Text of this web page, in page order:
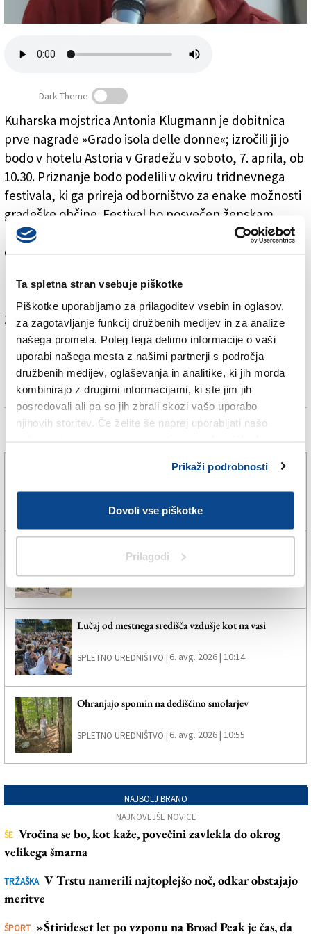
Ta spletna stran vsebuje piškotke
Piškotke uporabljamo za prilagoditev vsebin in oglasov,
za zagotavljanje funkcij družbenih medijev in za analize
našega prometa. Poleg tega delimo informacije o vaši
uporabi našega mesta z našimi partnerji s področja
družbenih medijev, oglaševanja in analitike, ki jih morda
kombinirajo z drugimi informacijami, ki ste jim jih
posredovali ali pa so jih zbrali skozi vašo uporabo
njihovih storitev. Če želite še naprej uporabljati našo
Prikaži podrobnosti
Dovoli vse piškotke
Prilagodi
Založnik
Antonia Klugmann bo prejela nagrado
Dark Theme
Kuharska mojstrica Antonia Klugmann je dobitnica
prve nagrade »Grado isola delle donne«; izročili ji jo
bodo v hotelu Astoria v Gradežu v soboto, 7. aprila, ob
10.30. Priznanje bodo podelili v okviru tridnevnega
festivala, ki ga prireja odborništvo za enake možnosti
gradeške občine. Festival bo posvečen ženskam,
njihovim težavam in vse pomembnejši vlogi v današnji
družbi. Klugmannova ima 38 let; vodi restavracijo
prislužilo eno Michelinovo zvezdico.
Za branje in pisanje komentarjevje potrebna prijava
Policisti za požare na ajdovskem sumijo 30-letnika
EVA SKABAR |6. avg. 2026 | 6:25
Lučaj od mestnega središča vzdušje kot na vasi
SPLETNO UREDNIŠTVO |6. avg. 2026 | 10:14
Ohranjajo spomin na dediščino smolarjev
SPLETNO UREDNIŠTVO | 6. avg. 2026 | 10:55
NAJBOLJ BRANO
NAJNOVEJŠE NOVICE
ŠE Vročina se bo, kot kaže, povečini zavlekla do okrog
velikega šmarna
TRŽAŠKA V Trstu namerili najtoplejšo noč, odkar obstajajo
meritve
ŠPORT »Štirideset let po vzponu na Broad Peak je čas, da